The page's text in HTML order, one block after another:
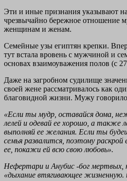
Эти и иные признания указывают
чрезвычайно бережное отношение
женщинам и женам.
Семейные узы египтян крепки.
тут встала вровень с мужчиной и
основах взаимоуважения полов (с
Даже на загробном судилище
своей жене рассматривалось как
благовидной жизни. Мужу
«Если ты мудр, оставайся дома,
лелей и одевай ее хорошо, а также
выполняй ее желания. Если ты
семья развалится, поэтому раскрой
ее, покажи ей всю свою любовь».
Нефертари и Анубис -бог мертвых,
«дыхание втягивающее жизненную.